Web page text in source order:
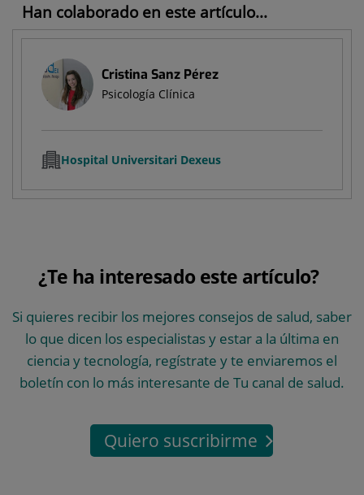
Han colaborado en este artículo...
Cristina Sanz Pérez
Psicología Clínica
Hospital Universitari Dexeus
¿Te ha interesado este artículo?
Si quieres recibir los mejores consejos de salud, saber
lo que dicen los especialistas y estar a la última en
ciencia y tecnología, regístrate y te enviaremos el
boletín con lo más interesante de Tu canal de salud.
Quiero suscribirme